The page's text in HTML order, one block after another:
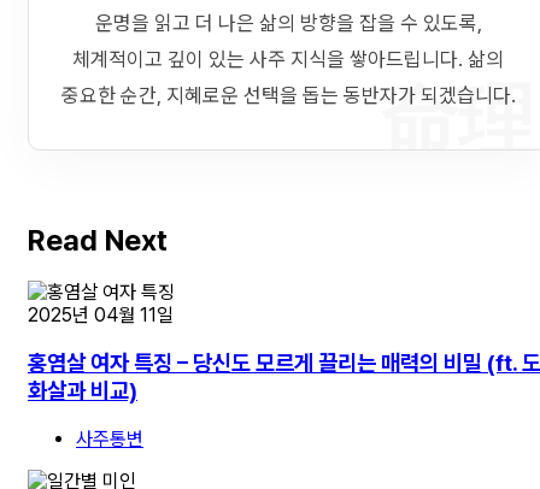
命理
운명을 읽고 더 나은 삶의 방향을 잡을 수 있도록,
체계적이고 깊이 있는 사주 지식을 쌓아드립니다. 삶의
중요한 순간, 지혜로운 선택을 돕는 동반자가 되겠습니다.
Read Next
2025년 04월 11일
홍염살 여자 특징 – 당신도 모르게 끌리는 매력의 비밀 (ft. 도
화살과 비교)
사주통변